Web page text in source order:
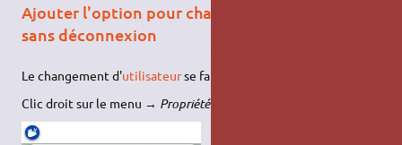
Ajouter l'option pour changer d'utilisateur
sans déconnexion
Le changement d'utilisateurse fait via le menu
Clic droit sur le menu → Propriétés